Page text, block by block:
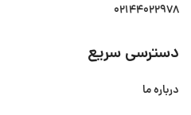
02144022978
دسترسی سریع
درباره ما